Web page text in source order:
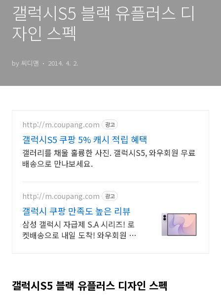
갤럭시S5 블랙 유플러스 디
자인 스펙
by 씨디맨 2014. 4. 2.
http://m.coupang.com 광고
갤럭시S5 쿠팡 5% 캐시 적립 혜택
갤러리를 채울 훌륭한 사진. 갤럭시S5, 와우회원 무료
배송으로 만나보세요.
http://m.coupang.com 광고
갤럭시 쿠팡 만족도 높은 리뷰
삼성 갤럭시 자급제 S.A 시리즈! 로
켓배송으로 내일 도착! 와우회원 무
갤럭시S5 블랙 유플러스 디자인 스펙